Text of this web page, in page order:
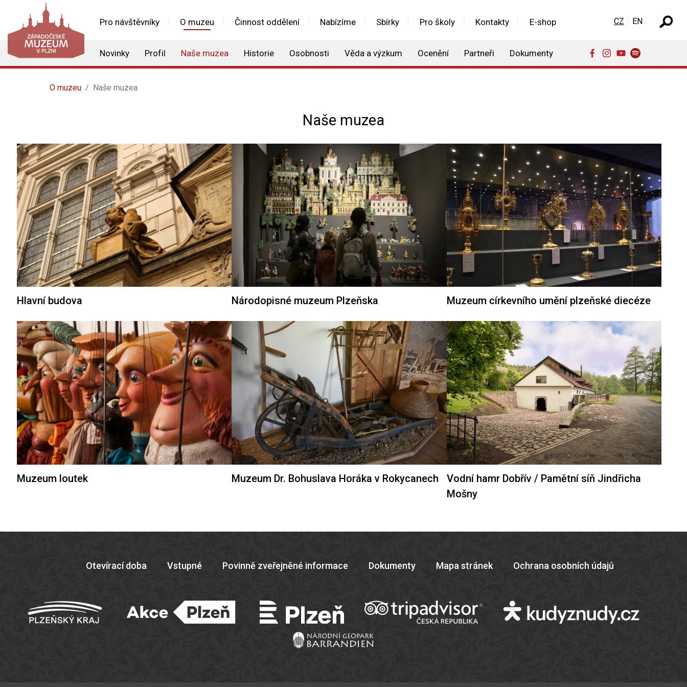
Pro návštěvníky O muzeu Činnost oddělení Nabízíme Sbírky Pro školy Kontakty E-shop
Novinky Profil Naše muzea Historie Osobnosti Věda a výzkum Ocenění Partneři Dokumenty
Zvolte jazyk
CZ EN
O muzeu Naše muzea
Naše muzea
Hlavní budova Národopisné muzeum Plzeňska Muzeum církevního umění plzeňské diecéze
Muzeum loutek Muzeum Dr. Bohuslava Horáka v Rokycanech
Vodní hamr Dobřív / Pamětní síň Jindřicha
Mošny
Otevírací doba Vstupné Povinně zveřejněné informace Dokumenty Mapa stránek Ochrana osobních údajů